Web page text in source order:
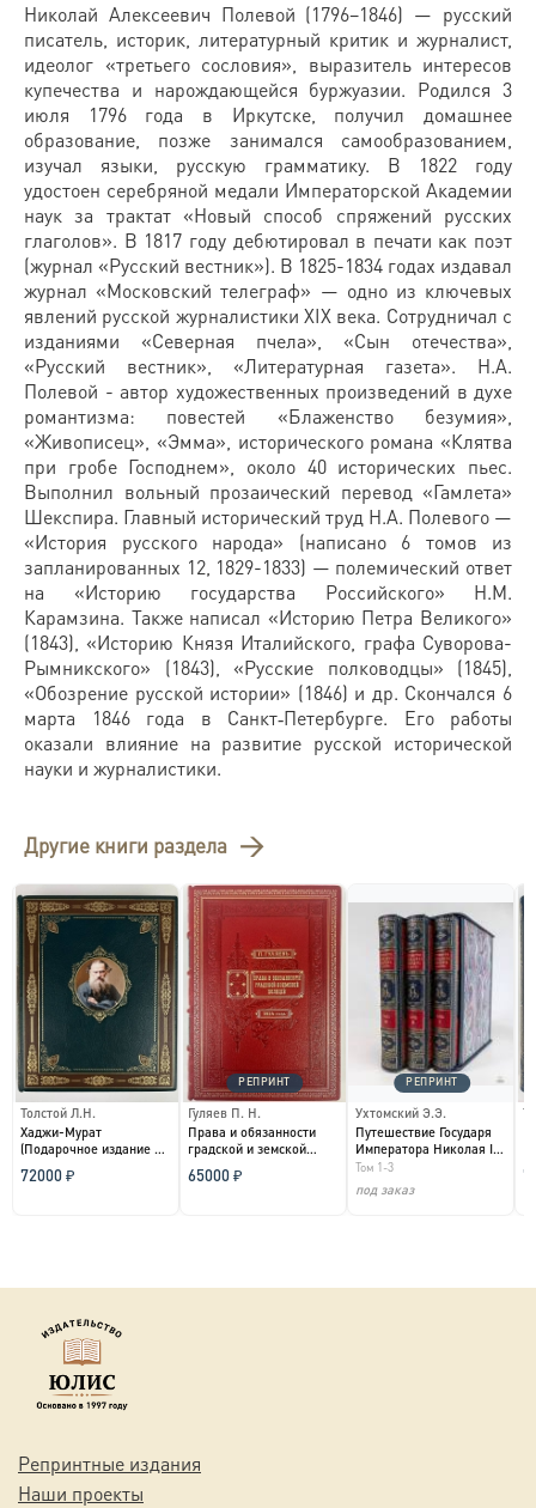
Николай Алексеевич Полевой (1796–1846) — русский
писатель, историк, литературный критик и журналист,
идеолог «третьего сословия», выразитель интересов
купечества и нарождающейся буржуазии. Родился 3
июля 1796 года в Иркутске, получил домашнее
образование, позже занимался самообразованием,
изучал языки, русскую грамматику. В 1822 году
удостоен серебряной медали Императорской Академии
наук за трактат «Новый способ спряжений русских
глаголов». В 1817 году дебютировал в печати как поэт
(журнал «Русский вестник»). В 1825-1834 годах издавал
журнал «Московский телеграф» — одно из ключевых
явлений русской журналистики XIX века. Сотрудничал с
изданиями «Северная пчела», «Сын отечества»,
«Русский вестник», «Литературная газета». Н.А.
Полевой - автор художественных произведений в духе
романтизма: повестей «Блаженство безумия»,
«Живописец», «Эмма», исторического романа «Клятва
при гробе Господнем», около 40 исторических пьес.
Выполнил вольный прозаический перевод «Гамлета»
Шекспира. Главный исторический труд Н.А. Полевого —
«История русского народа» (написано 6 томов из
запланированных 12, 1829-1833) — полемический ответ
на «Историю государства Российского» Н.М.
Карамзина. Также написал «Историю Петра Великого»
(1843), «Историю Князя Италийского, графа Суворова-
Рымникского» (1843), «Русские полководцы» (1845),
«Обозрение русской истории» (1846) и др. Скончался 6
марта 1846 года в Санкт‑Петербурге. Его работы
оказали влияние на развитие русской исторической
науки и журналистики.
Другие книги раздела
Толстой Л.Н.
Хаджи-Мурат
(Подарочное издание в
кожаном переплете)...
72000 ₽
РЕПРИНТ
Гуляев П. Н.
Права и обязанности
градской и земской
полиции и всех
вообще...
65000 ₽
РЕПРИНТ
Ухтомский Э.Э.
Путешествие Государя
Императора Николая II
на Восток (Подаро...
Том 1-3
под заказ
Репринтные издания
Наши проекты